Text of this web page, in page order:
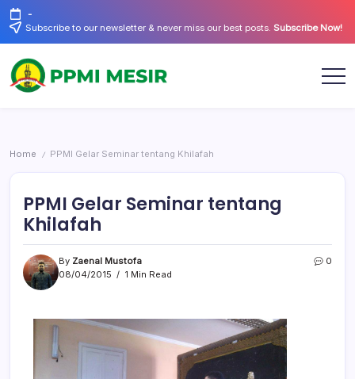
Skip
to
content
-
Subscribe to our newsletter & never miss our best posts. Subscribe Now!
Home / PPMI Gelar Seminar tentang Khilafah
PPMI Gelar Seminar tentang
Khilafah
By Zaenal Mustofa
08/04/2015
1 Min Read
0